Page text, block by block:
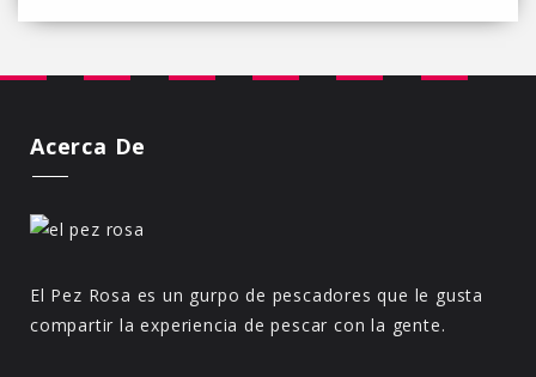
Acerca De
El Pez Rosa es un gurpo de pescadores que le gusta
compartir la experiencia de pescar con la gente.